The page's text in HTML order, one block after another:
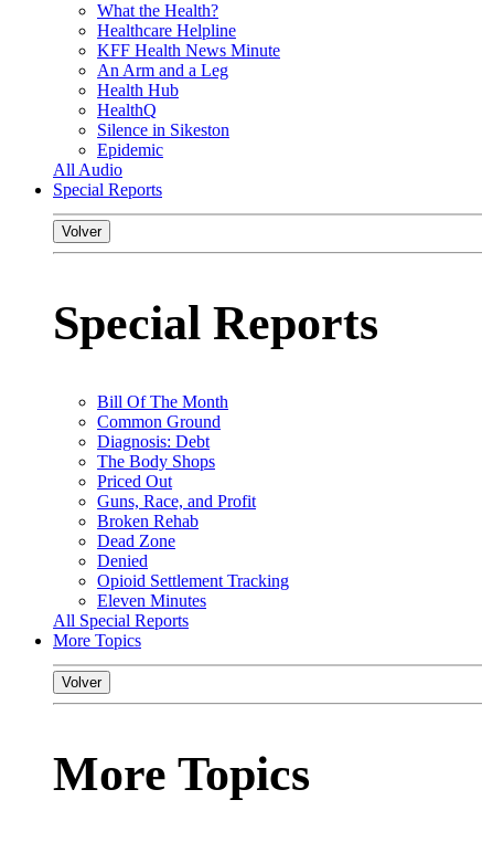
What the Health?
Healthcare Helpline
KFF Health News Minute
An Arm and a Leg
Health Hub
HealthQ
Silence in Sikeston
Epidemic
All Audio
Special Reports
Volver
Special Reports
Bill Of The Month
Common Ground
Diagnosis: Debt
The Body Shops
Priced Out
Guns, Race, and Profit
Broken Rehab
Dead Zone
Denied
Opioid Settlement Tracking
Eleven Minutes
All Special Reports
More Topics
Volver
More Topics